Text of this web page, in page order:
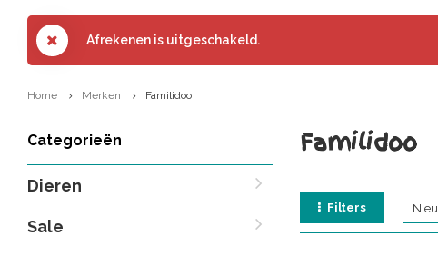
Afrekenen is uitgeschakeld.
Home Merken Familidoo
Categorieën
Dieren
Sale
Familidoo
Filters